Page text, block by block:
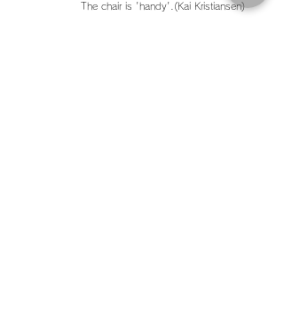
The chair is 'handy'.(Kai Kristiansen)